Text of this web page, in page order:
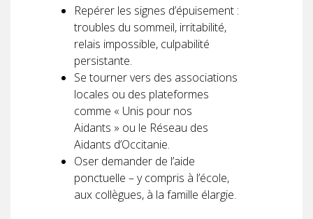
Repérer les signes d’épuisement :
troubles du sommeil, irritabilité,
relais impossible, culpabilité
persistante.
Se tourner vers des associations
locales ou des plateformes
comme « Unis pour nos
Aidants » ou le Réseau des
Aidants d’Occitanie.
Oser demander de l’aide
ponctuelle – y compris à l’école,
aux collègues, à la famille élargie.